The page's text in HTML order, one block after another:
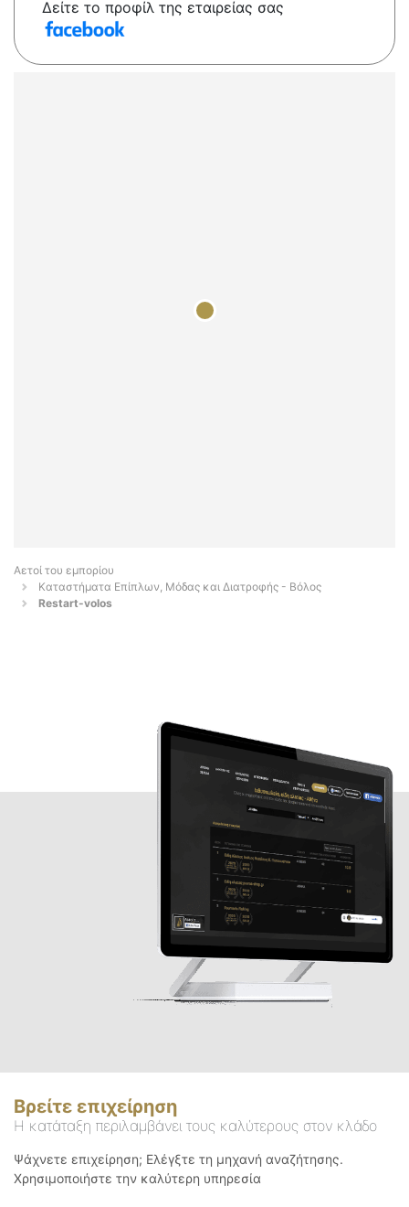
Δείτε το προφίλ της εταιρείας σας
Αετοί του εμπορίου
Καταστήματα Επίπλων, Μόδας και Διατροφής - Βόλος
Restart-volos
Βρείτε επιχείρηση
Η κατάταξη περιλαμβάνει τους καλύτερους στον κλάδο
Ψάχνετε επιχείρηση; Ελέγξτε τη μηχανή αναζήτησης.
Χρησιμοποιήστε την καλύτερη υπηρεσία